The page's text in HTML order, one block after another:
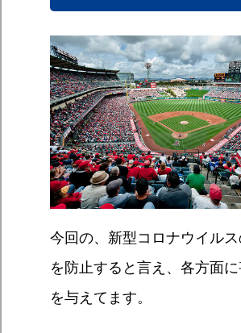
今回の、新型コロナウイル
を防止すると言え、各方面
を与えてます。